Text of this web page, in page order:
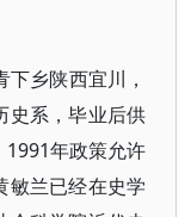
乡陕西宜川，
史系，毕业后供
年政策允许
敏兰已经在史学